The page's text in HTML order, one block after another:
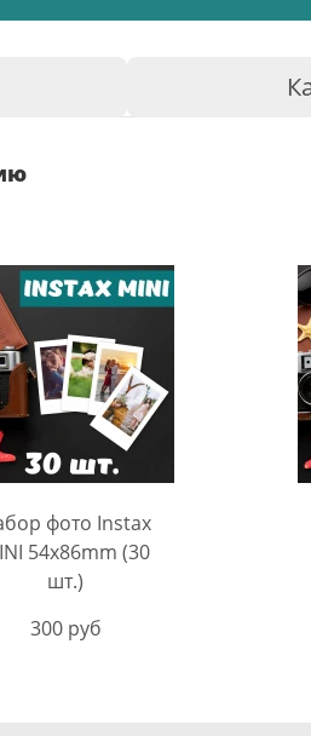
фото Instax
54х86mm (30
шт.)
300 руб